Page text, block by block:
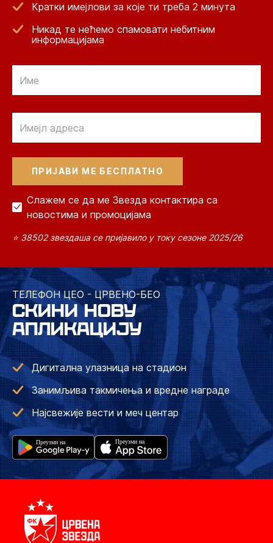
Кратки имејлови за које ти треба 2 минута
Никад те нећемо спамовати небитним
информацијама
Слажем се да ме Звезда контактира са
новостима и промоцијама
⭐ 38502 звездаша се пријавило у току сезоне 2025/26
ТЕЛЕФОН ЦЕО - ЦРВЕНО-БЕО
СКИНИ НОВУ
АПЛИКАЦИЈУ
Дигитална улазница на стадион
Занимљива такмичења и вредне награде
Најсвежије вести и меч центар